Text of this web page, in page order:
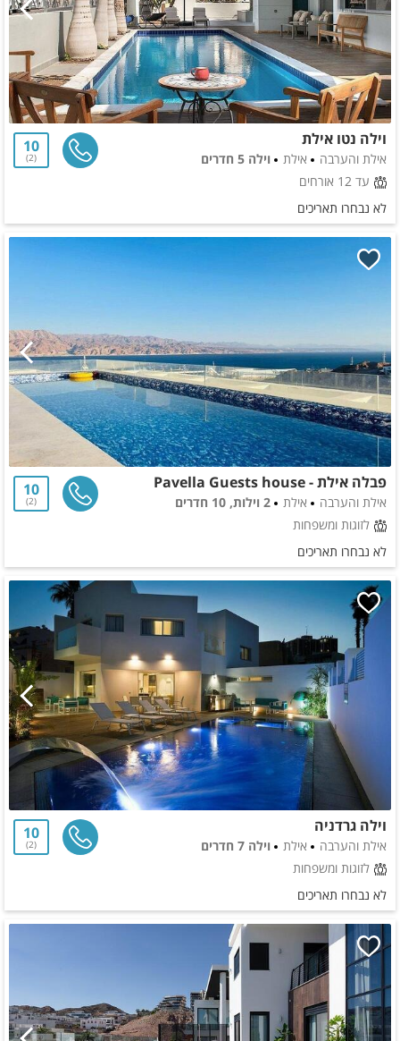
וילה נטו אילת
אילת והערבה אילת
וילה 5 חדרים
עד 12 אורחים
10
2
לא נבחרו תאריכים
פבלה אילת - Pavella Guests house
אילת והערבה אילת
2 וילות, 10 חדרים
לזוגות ומשפחות
10
2
לא נבחרו תאריכים
וילה גרדניה
אילת והערבה אילת
וילה 7 חדרים
לזוגות ומשפחות
10
2
לא נבחרו תאריכים